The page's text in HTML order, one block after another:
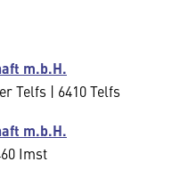
m.b.H.
Telfs | 6410 Telfs
m.b.H.
Imst